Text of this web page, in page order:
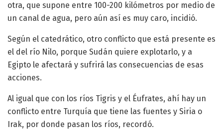
otra, que supone entre 100-200 kilómetros por medio de
un canal de agua, pero aún así es muy caro, incidió.
Según el catedrático, otro conflicto que está presente es
el del río Nilo, porque Sudán quiere explotarlo, y a
Egipto le afectará y sufrirá las consecuencias de esas
acciones.
Al igual que con los ríos Tigris y el Éufrates, ahí hay un
conflicto entre Turquía que tiene las fuentes y Siria o
Irak, por donde pasan los ríos, recordó.